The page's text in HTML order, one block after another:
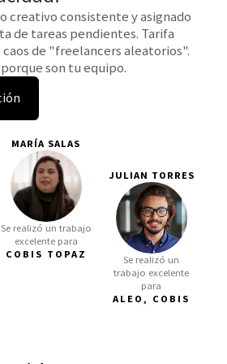
creativo consistente y asignado
de tareas pendientes. Tarifa
caos de "freelancers aleatorios".
son tu equipo.
MARÍA SALAS
Se realizó un trabajo
excelente para
COBIS TOPAZ
JULIAN TORRES
Se realizó un
trabajo excelente
para
ALEO, COBIS